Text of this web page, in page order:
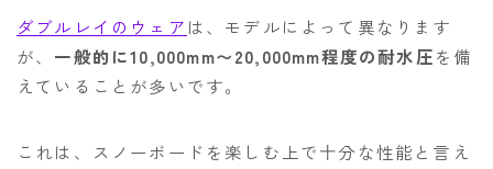
ダブルレイのウェア は、モデルによって異なります
が、 一般的に10,000mm〜20,000mm程度の耐水圧を備
えていることが多いです。
これは、スノーボードを楽しむ上で十分な性能と言え